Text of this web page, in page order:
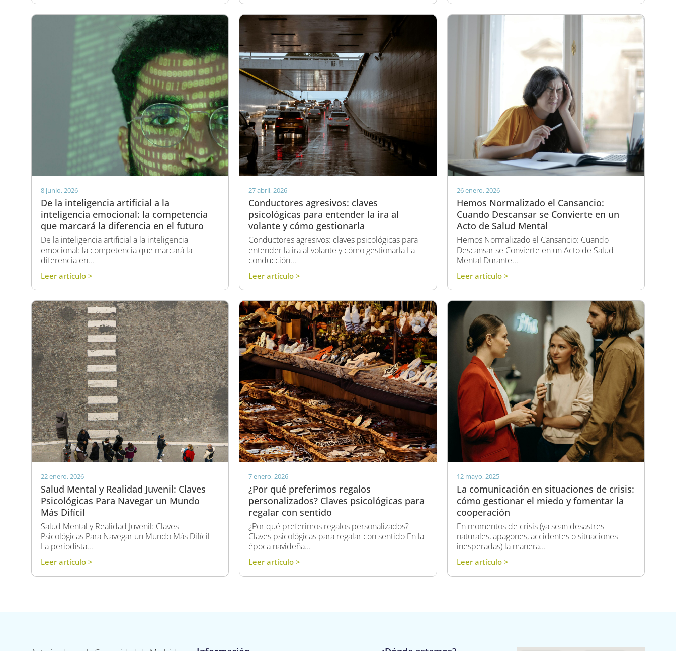
8 junio, 2026
De la inteligencia artificial a la
inteligencia emocional: la competencia
que marcará la diferencia en el futuro
De la inteligencia artificial a la inteligencia
emocional: la competencia que marcará la
diferencia en...
Leer artículo >
27 abril, 2026
Conductores agresivos: claves
psicológicas para entender la ira al
volante y cómo gestionarla
Conductores agresivos: claves psicológicas para
entender la ira al volante y cómo gestionarla La
conducción...
Leer artículo >
26 enero, 2026
Hemos Normalizado el Cansancio:
Cuando Descansar se Convierte en un
Acto de Salud Mental
Hemos Normalizado el Cansancio: Cuando
Descansar se Convierte en un Acto de Salud
Mental Durante...
Leer artículo >
22 enero, 2026
Salud Mental y Realidad Juvenil: Claves
Psicológicas Para Navegar un Mundo
Más Difícil
Salud Mental y Realidad Juvenil: Claves
Psicológicas Para Navegar un Mundo Más Difícil
La periodista...
Leer artículo >
7 enero, 2026
¿Por qué preferimos regalos
personalizados? Claves psicológicas para
regalar con sentido
¿Por qué preferimos regalos personalizados?
Claves psicológicas para regalar con sentido En la
época navideña...
Leer artículo >
12 mayo, 2025
La comunicación en situaciones de crisis:
cómo gestionar el miedo y fomentar la
cooperación
En momentos de crisis (ya sean desastres
naturales, apagones, accidentes o situaciones
inesperadas) la manera...
Leer artículo >